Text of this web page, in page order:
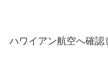
ハワイアン航空へ確